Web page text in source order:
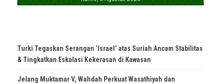
Turki Tegaskan Serangan ‘Israel’ atas Suriah Ancam Stabilitas
& Tingkatkan Eskalasi Kekerasan di Kawasan
Jelang Muktamar V, Wahdah Perkuat Wasathiyah dan